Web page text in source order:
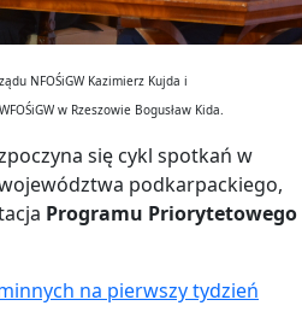
NFOŚiGW Kazimierz Kujda i
w Rzeszowie Bogusław Kida.
się cykl spotkań w
podkarpackiego,
Programu Priorytetowego
na pierwszy tydzień